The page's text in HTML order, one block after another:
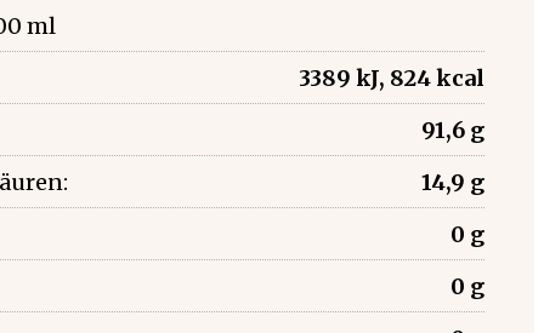
ml
3389 kJ, 824 kcal
91,6 g
14,9 g
0 g
0 g